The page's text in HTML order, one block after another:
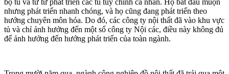
nhưng phát triển nhanh chóng, và họ cũng đang phát triển theo
hướng chuyên môn hóa. Do đó, các công ty nội thất đã vào khu vực
tủ và chỉ ảnh hưởng đến một số công ty Nội các, điều này không đủ
để ảnh hưởng đến hướng phát triển của toàn ngành.